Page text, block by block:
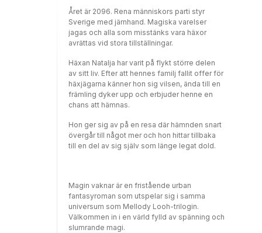
att han befinner sig i lite av en livskris och vet
inte riktigt vad han ska göra härnäst. Inte blir
det lättare av att hans ungdomskärlek
plötsligt dyker upp efter att ha försvunnit
av minnen' är en varm julroman om att våga
bemöta trauman och sorg för att kunna gå
vidare och hitta lyckan. Gabriella P. Kjeilen
varvar skickligt romantik och familjeband
med svärta och livets baksidor.Gabriella
kommunikatör och författare. Hon har flera
ansvarsområden hos Seraf Förlag och är
dessutom både lärare och redaktör på
med Caroline Hurtig.
Året är 2096. Rena människors parti styr
Sverige med järnhand. Magiska varelser
jagas och alla som misstänks vara häxor
avrättas vid stora tillställningar.
Häxan Natalja har varit på flykt större delen
av sitt liv. Efter att hennes familj fallit offer för
häxjägarna känner hon sig vilsen, ända till en
främling dyker upp och erbjuder henne en
chans att hämnas.
Hon ger sig av på en resa där hämnden snart
övergår till något mer och hon hittar tillbaka
till en del av sig själv som länge legat dold.
Magin vaknar är en fristående urban
fantasyroman som utspelar sig i samma
universum som Mellody Looh-trilogin.
Välkommen in i en värld fylld av spänning och
slumrande magi.